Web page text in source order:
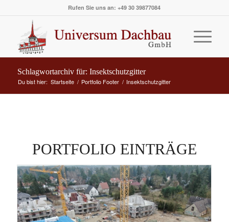
Rufen Sie uns an: +49 30 39877084
Schlagwortarchiv für: Insektschutzgitter
Du bist hier: Startseite / Portfolio Footer / Insektschutzgitter
PORTFOLIO EINTRÄGE